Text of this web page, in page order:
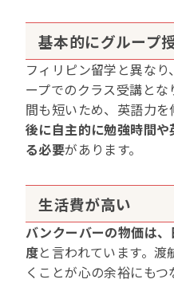
基本的にグループ
フィリピン留学と異な
ープでのクラス受講と
間も短いため、英語力
後に自主的に勉強時間
る必要があります。
生活費が高い
バンクーバーの物価は
度と言われています。
くことが心の余裕にもつ